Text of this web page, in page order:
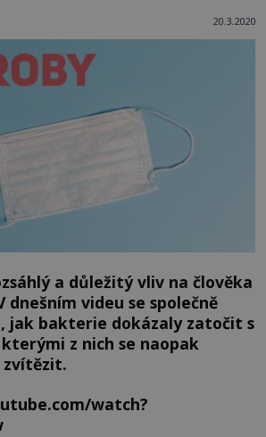
20.3.2020
a důležitý vliv na člověka
dnešním videu se společně
jak bakterie dokázaly zatočit s
z nich se naopak
zvítězit.
watch?